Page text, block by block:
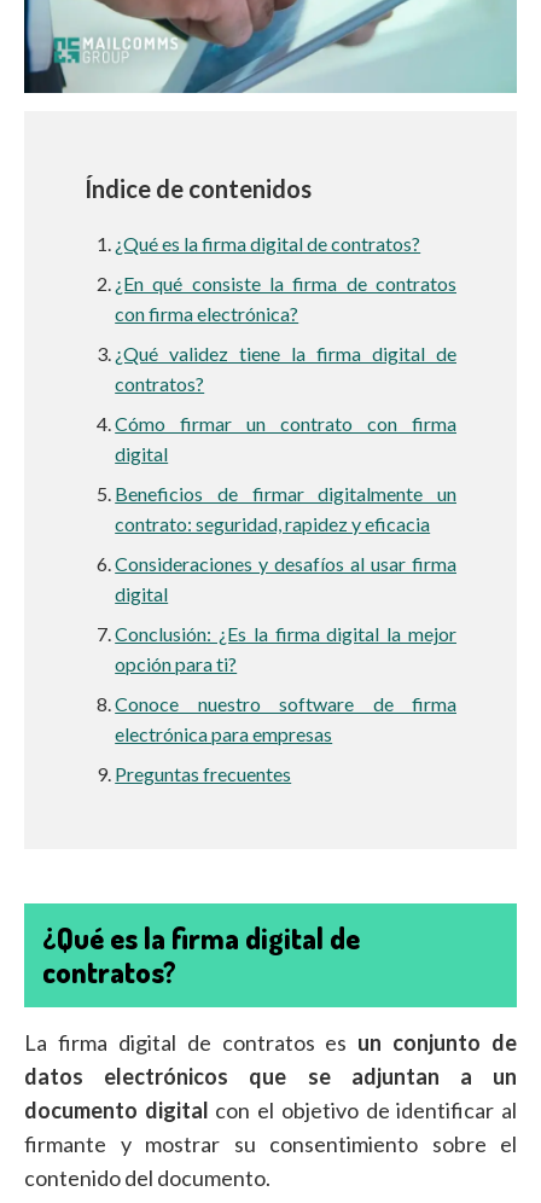
Índice de contenidos
¿Qué es la firma digital de contratos?
¿En qué consiste la firma de contratos
con firma electrónica?
¿Qué validez tiene la firma digital de
contratos?
Cómo firmar un contrato con firma
digital
Beneficios de firmar digitalmente un
contrato: seguridad, rapidez y eficacia
Consideraciones y desafíos al usar firma
digital
Conclusión: ¿Es la firma digital la mejor
opción para ti?
Conoce nuestro software de firma
electrónica para empresas
Preguntas frecuentes
¿Qué es la firma digital de
contratos?
La firma digital de contratos es un conjunto de
datos electrónicos que se adjuntan a un
documento digital con el objetivo de identificar al
firmante y mostrar su consentimiento sobre el
contenido del documento.